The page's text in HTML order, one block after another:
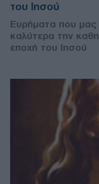
του Ιησού
Ευρήματα που μας
καλύτερα την
εποχή του Ιησού